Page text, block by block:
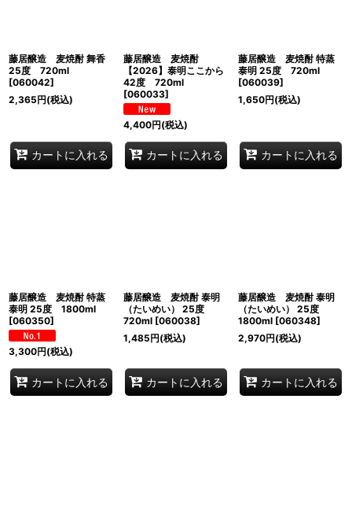
藤居醸造 麦焼酎 舞香
25度 720ml
[060042]
2,365円(税込)
カートに入れる
藤居醸造 麦焼酎
【2026】泰明ここから
42度 720ml
[060033]
4,400円(税込)
カートに入れる
藤居醸造 麦焼酎 特蒸
泰明 25度 720ml
[060039]
1,650円(税込)
カートに入れる
藤居醸造 麦焼酎 特蒸
泰明 25度 1800ml
[060350]
3,300円(税込)
カートに入れる
藤居醸造 麦焼酎 泰明
（たいめい） 25度
720ml [060038]
1,485円(税込)
カートに入れる
藤居醸造 麦焼酎 泰明
（たいめい） 25度
1800ml [060348]
2,970円(税込)
カートに入れる